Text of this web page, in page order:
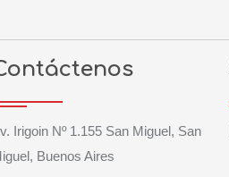
Irigoin Nº 1.155 San Miguel, San
Buenos Aires